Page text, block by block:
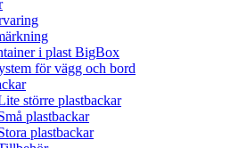
i plast BigBox
för vägg och bord
större plastbackar
plastbackar
plastbackar